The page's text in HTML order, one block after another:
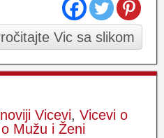
Vic sa slikom
Vicevi, Vicevi o
Mužu i Ženi